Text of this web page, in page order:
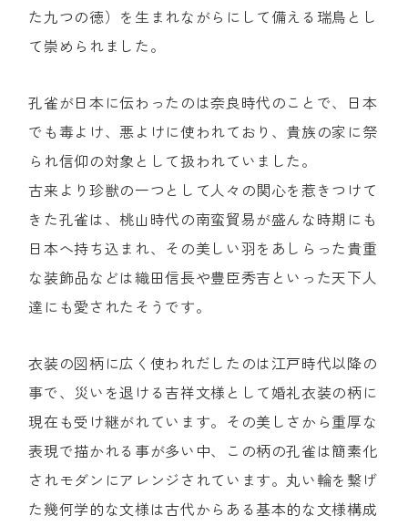
た九つの徳）を生まれながらにして備える瑞鳥とし
て崇められました。
孔雀が日本に伝わったのは奈良時代のことで、日本
でも毒よけ、悪よけに使われており、貴族の家に祭
られ信仰の対象として扱われていました。
古来より珍獣の一つとして人々の関心を惹きつけて
きた孔雀は、桃山時代の南蛮貿易が盛んな時期にも
日本へ持ち込まれ、その美しい羽をあしらった貴重
な装飾品などは織田信長や豊臣秀吉といった天下人
達にも愛されたそうです。
衣装の図柄に広く使われだしたのは江戸時代以降の
事で、災いを退ける吉祥文様として婚礼衣装の柄に
現在も受け継がれています。その美しさから重厚な
表現で描かれる事が多い中、この柄の孔雀は簡素化
されモダンにアレンジされています。丸い輪を繋げ
た幾何学的な文様は古代からある基本的な文様構成